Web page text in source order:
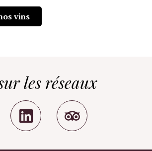
vins
les réseaux